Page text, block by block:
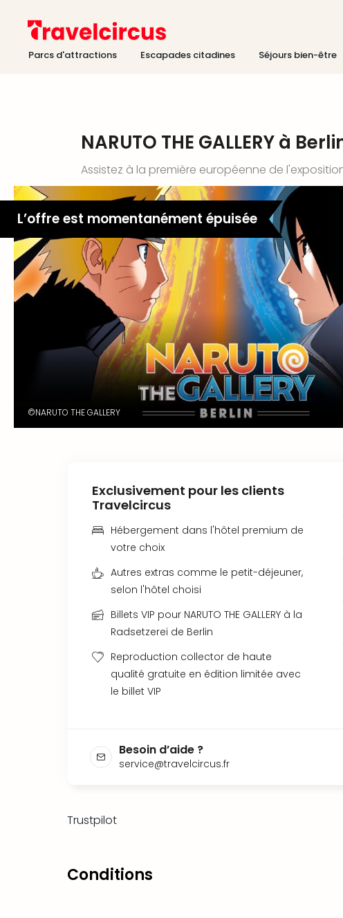
Parcs d'attractions Escapades citadines Séjours bien-être
NARUTO THE GALLERY à
Assistez à la première européenne de
L’offre est momentanément épuisée
©NARUTO THE GALLERY
Exclusivement pour les clients
Travelcircus
Hébergement dans l'hôtel premium de
votre choix
Autres extras comme le petit-déjeuner,
selon l'hôtel choisi
Billets VIP pour NARUTO THE GALLERY à la
Radsetzerei de Berlin
Reproduction collector de haute
qualité gratuite en édition limitée avec
le billet VIP
Besoin d’aide ?
service@travelcircus.fr
Trustpilot
Conditions